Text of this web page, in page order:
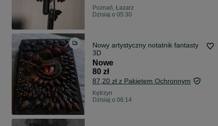
Poznań, Łazarz
Dzisiaj o 05:30
Nowy artystyczny notatnik fantasty
3D
Nowe
80 zł
87,20 zł z Pakietem Ochronnym
Kętrzyn
Dzisiaj o 06:14